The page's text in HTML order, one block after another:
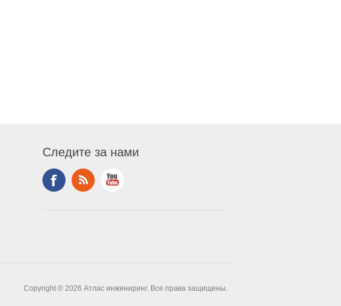
Следите за нами
Copyright © 2026 Атлас инжиниринг. Все права защищены.